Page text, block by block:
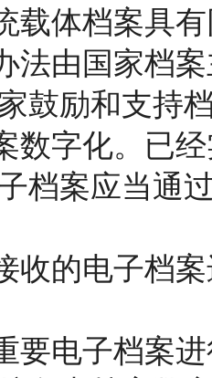
载体档案具
法由国家档
鼓励和支持
数字化。已
档案应当通
收的电子档
要电子档案